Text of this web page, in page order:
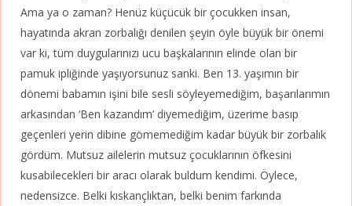
Ama ya o zaman? Henüz küçücük bir çocukken insan,
hayatında akran zorbalığı denilen şeyin öyle büyük bir önemi
var ki, tüm duygularınızı ucu başkalarının elinde olan bir
pamuk ipliğinde yaşıyorsunuz sanki. Ben 13. yaşımın bir
dönemi babamın işini bile sesli söyleyemediğim, başarılarımın
arkasından ‘Ben kazandım’ diyemediğim, üzerime basıp
geçenleri yerin dibine gömemediğim kadar büyük bir zorbalık
gördüm. Mutsuz ailelerin mutsuz çocuklarının öfkesini
kusabilecekleri bir aracı olarak buldum kendimi. Öylece,
nedensizce. Belki kıskançlıktan, belki benim farkında